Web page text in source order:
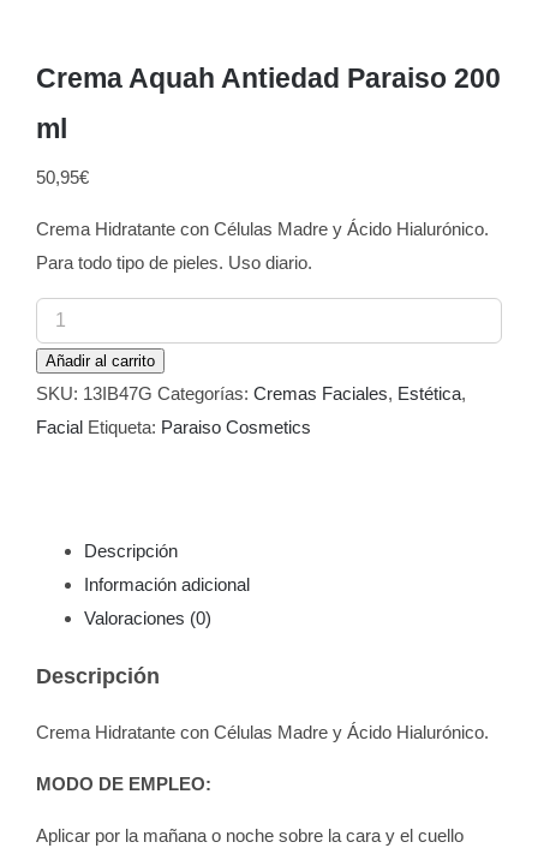
Crema Aquah Antiedad Paraiso 200
ml
50,95€
Crema Hidratante con Células Madre y Ácido Hialurónico.
Para todo tipo de pieles. Uso diario.
Crema
Aquah
Antiedad
Añadir al carrito
SKU: 13IB47G Categorías: Cremas Faciales, Estética,
Facial Etiqueta: Paraiso Cosmetics
Descripción
Información adicional
Valoraciones (0)
Descripción
Crema Hidratante con Células Madre y Ácido Hialurónico.
MODO DE EMPLEO:
Aplicar por la mañana o noche sobre la cara y el cuello